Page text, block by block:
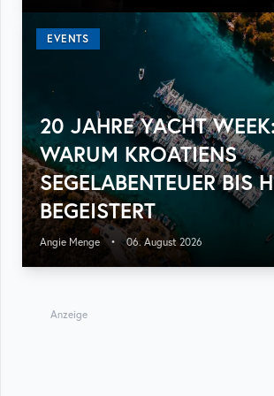
EVENTS
20 JAHRE YACHT
WARUM KROATIENS
SEGELABENTEUER BIS
BEGEISTERT
Angie Menge • 06. August 2026
Anzeige